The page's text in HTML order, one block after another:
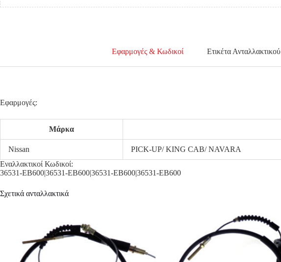
Εφαρμογές & Κωδικοί Ετικέτα Ανταλλακτικού
Εφαρμογές:
Μάρκα
Nissan PICK-UP/ KING CAB/ NAVARA
Εναλλακτικοί Κωδικοί:
36531-EB600|36531-EB600|36531-EB600|36531-EB600
Σχετικά ανταλλακτικά